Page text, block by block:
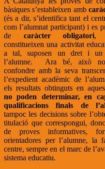
bàsiques s’estableixen amb
(és a dir, s’identifica tant el
com l’alumnat participant) i es
de caràcter obligatori,
constitueixen una activitat
a tal, suposen un dret i un
l’alumne. Ara bé, això
confondre amb la seva
l’expedient acadèmic de
els resultats obtinguts en
no poden determinar, en
qualificacions finals de
tampoc les decisions sobre
titulació que correspongui,
de proves informatives,
orientadores per l’alumne, la
centre, sempre en el marc de
sistema educatiu.